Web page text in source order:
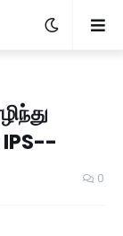
0